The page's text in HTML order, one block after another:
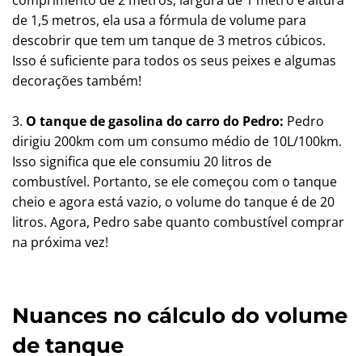
de 1,5 metros, ela usa a fórmula de volume para
descobrir que tem um tanque de 3 metros cúbicos.
Isso é suficiente para todos os seus peixes e algumas
decorações também!
3. O tanque de gasolina do carro do Pedro: Pedro
dirigiu 200km com um consumo médio de 10L/100km.
Isso significa que ele consumiu 20 litros de
combustível. Portanto, se ele começou com o tanque
cheio e agora está vazio, o volume do tanque é de 20
litros. Agora, Pedro sabe quanto combustível comprar
na próxima vez!
Nuances no cálculo do volume
de tanque